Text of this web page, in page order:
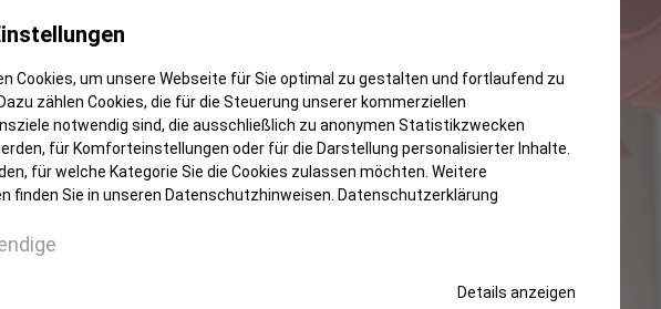
und
II in Kraft.
Cookies, um unsere Webseite für Sie optimal zu gestalten und fortlaufend zu
zählen Cookies, die für die Steuerung unserer kommerziellen
notwendig sind, die ausschließlich zu anonymen Statistikzwecken
für Komforteinstellungen oder für die Darstellung personalisierter Inhalte.
für welche Kategorie Sie die Cookies zulassen möchten. Weitere
finden Sie in unseren Datenschutzhinweisen. Datenschutzerklärung
Details anzeigen